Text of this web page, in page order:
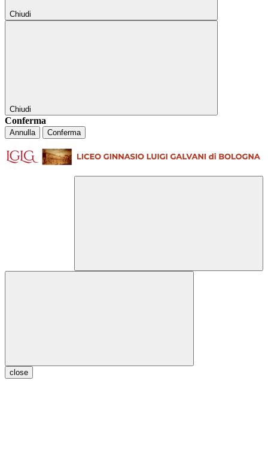
Chiudi
Chiudi
Conferma
Annulla Conferma
close